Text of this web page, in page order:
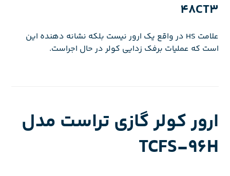
48CT3
علامت HS در واقع یک ارور نیست بلکه نشانه دهنده این
است که عملیات برفک زدایی کولر در حال اجراست.
ارور کولر گازی تراست مدل
TCFS-96H